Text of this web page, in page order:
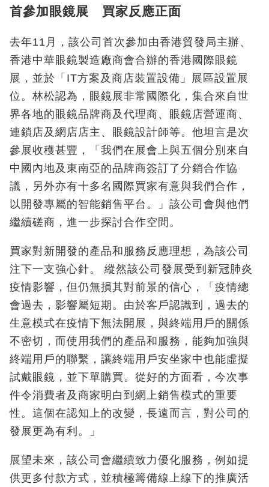
首參加眼鏡展 買家反應正面
去年11月，該公司首次參加由香港貿發局主辦、
香港中華眼鏡製造廠商會合辦的香港國際眼鏡
展，並於「IT方案及商店裝置設備」展區設置展
位。林松認為，眼鏡展非常國際化，集合來自世
界各地的眼鏡品牌商及代理商、眼鏡店營運商、
連鎖店及網店店主、眼鏡設計師等。他坦言是次
參展收穫甚豐，「我們在展會上與五個分別來自
中國內地及東南亞的品牌商簽訂了分銷合作協
議，另外亦有十多名國際買家有意與我們合作，
以開發專屬的智能銷售平台。」該公司會與他們
繼續磋商，進一步探討合作空間。
買家對新開發的產品和服務反應理想，為該公司
注下一支強心針。 縱然該公司發展受到新冠肺炎
疫情影響，但仍無損其對前景的信心，「疫情總
會過去，影響屬短期。由於客戶認識到，過去的
生意模式在疫情下無法開展，與終端用戶的關係
不密切，而使用我們的產品和服務，能夠加強與
終端用戶的聯繫，讓終端用戶安坐家中也能虛擬
試戴眼鏡，並下單購買。從好的方面看，今次事
件令消費者及商家明白到網上銷售模式的重要
性。這個在認知上的改變，長遠而言，對公司的
發展更為有利。」
展望未來，該公司會繼續致力優化服務，例如提
供更多付款方式，並積極籌備線上線下的推廣活